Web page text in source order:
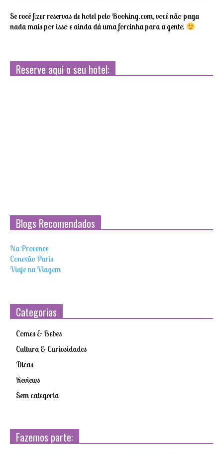
Se você fizer reservas de hotel pelo Booking.com, você não paga
nada mais por isso e ainda dá uma forcinha para a gente!
Reserve aqui o seu hotel:
Blogs Recomendados
Na Provence
Conexão Paris
Viaje na Viagem
Categorias
Comes & Bebes
Cultura & Curiosidades
Dicas
Reviews
Sem categoria
Fazemos parte: